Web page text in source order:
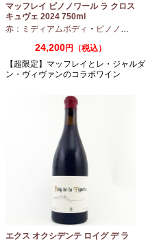
マッフレイ ピノノワール ラ クロス
キュヴェ 2024 750ml
赤：ミディアムボディ ・ ピノノワール
24,200円（税込）
【超限定】マッフレイとレ・ジャルダ
ン・ヴィヴァンのコラボワイン
エクス オクシデンテ ロイグ デ ラ